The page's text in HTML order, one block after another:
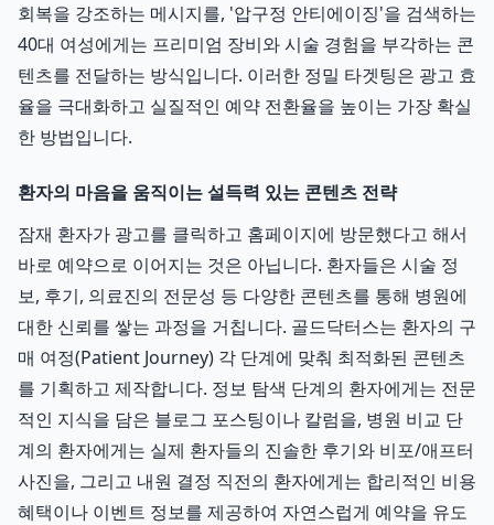
회복을 강조하는 메시지를, '압구정 안티에이징'을 검색하는
40대 여성에게는 프리미엄 장비와 시술 경험을 부각하는 콘
텐츠를 전달하는 방식입니다. 이러한 정밀 타겟팅은 광고 효
율을 극대화하고 실질적인 예약 전환율을 높이는 가장 확실
한 방법입니다.
환자의 마음을 움직이는 설득력 있는 콘텐츠 전략
잠재 환자가 광고를 클릭하고 홈페이지에 방문했다고 해서
바로 예약으로 이어지는 것은 아닙니다. 환자들은 시술 정
보, 후기, 의료진의 전문성 등 다양한 콘텐츠를 통해 병원에
대한 신뢰를 쌓는 과정을 거칩니다. 골드닥터스는 환자의 구
매 여정(Patient Journey) 각 단계에 맞춰 최적화된 콘텐츠
를 기획하고 제작합니다. 정보 탐색 단계의 환자에게는 전문
적인 지식을 담은 블로그 포스팅이나 칼럼을, 병원 비교 단
계의 환자에게는 실제 환자들의 진솔한 후기와 비포/애프터
사진을, 그리고 내원 결정 직전의 환자에게는 합리적인 비용
혜택이나 이벤트 정보를 제공하여 자연스럽게 예약을 유도